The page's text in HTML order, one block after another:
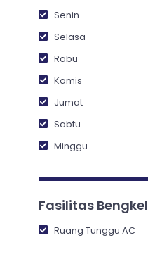
Senin
Selasa
Rabu
Kamis
Jumat
Sabtu
Minggu
Fasilitas Bengkel
Ruang Tunggu AC